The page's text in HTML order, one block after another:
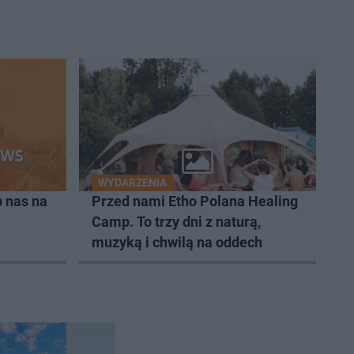
nas na
WYDARZENIA
Przed nami Etho Polana Healing
Camp. To trzy dni z naturą,
muzyką i chwilą na oddech